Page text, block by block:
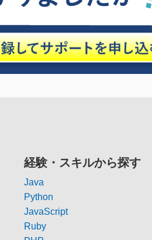
経験・スキルから探す
Java
Python
JavaScript
Ruby